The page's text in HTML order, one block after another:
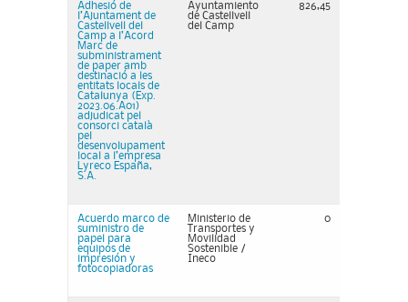
Adhesió de
l’Ajuntament de
Castellvell del
Camp a l’Acord
Marc de
subministrament
de paper amb
destinació a les
entitats locals de
Catalunya (Exp.
2023.06.A01)
adjudicat pel
consorci català
pel
desenvolupament
local a l’empresa
Lyreco España,
S.A.
Ayuntamiento
de Castellvell
del Camp
826,45
Acuerdo marco de
suministro de
papel para
equipos de
impresión y
fotocopiadoras
Ministerio de
Transportes y
Movilidad
Sostenible /
Ineco
0